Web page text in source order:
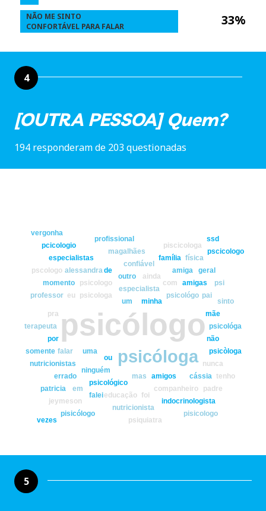
33%
NÃO ME SINTO
CONFORTÁVEL PARA FALAR
4
[OUTRA PESSOA] Quem?
194 responderam de 203 questionadas
psicólogo
psicóloga
um minha
psicologa
especialista
ninguém
ou
psicologo
psicológo
uma
amigos
com
mas
outro
psicológico
ainda
alessandra amiga
amigas
companheiro
confiável
cássia
de
educação
em
errado
especialistas
eu
falar
falei
família
foi
física
geral
indocrinologista
jeymeson
magalhães
momento
mãe
nunca
nutricionista
nutricionistas
não
padre
pai
patricia
pcicologio piscicologa
pisicologo
pisicólogo
por
pra
professor
profissional
pscicologo
pscologo
psi
psicológa
psicòloga
psiquiatra
sinto
somente
ssd
tenho
terapeuta
vergonha
vezes
5